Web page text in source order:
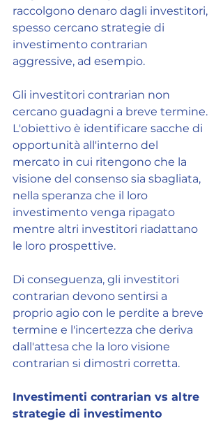
raccolgono denaro dagli investitori,
spesso cercano strategie di
investimento contrarian
aggressive, ad esempio.
Gli investitori contrarian non
cercano guadagni a breve termine.
L'obiettivo è identificare sacche di
opportunità all'interno del
mercato in cui ritengono che la
visione del consenso sia sbagliata,
nella speranza che il loro
investimento venga ripagato
mentre altri investitori riadattano
le loro prospettive.
Di conseguenza, gli investitori
contrarian devono sentirsi a
proprio agio con le perdite a breve
termine e l'incertezza che deriva
dall'attesa che la loro visione
contrarian si dimostri corretta.
Investimenti contrarian vs altre
strategie di investimento